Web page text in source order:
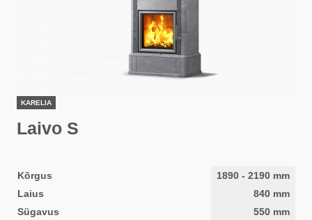
KARELIA
Laivo S
Kõrgus 1890 - 2190 mm
Laius
840 mm
Sügavus
550 mm